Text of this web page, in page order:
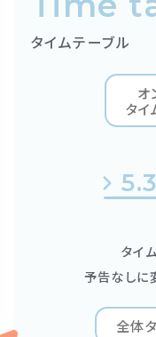
タイムテーブル
オ
タイ
タイ
予告なしに
全体